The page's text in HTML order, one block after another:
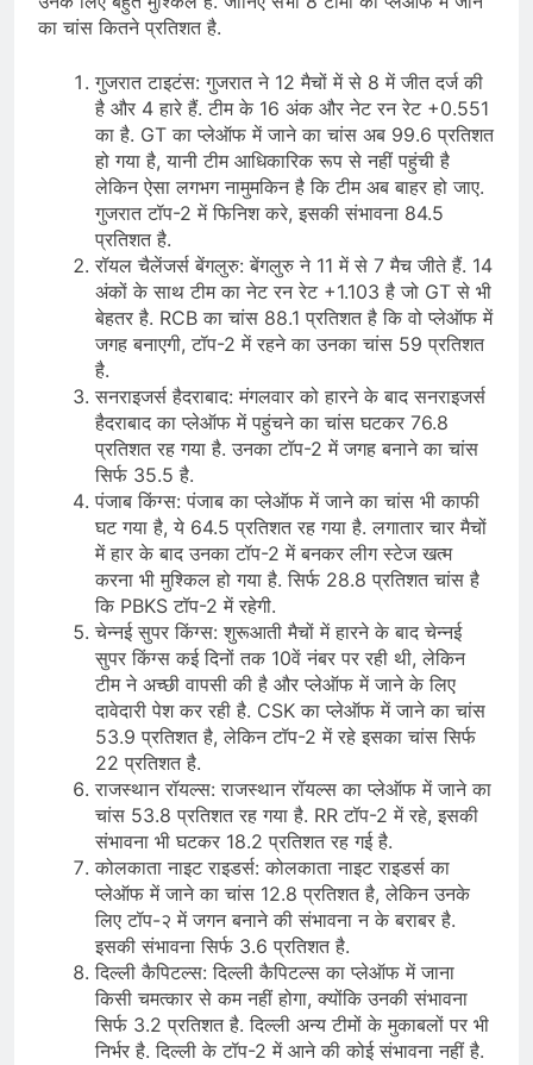
का चांस कितने प्रतिशत है.
गुजरात टाइटंस: गुजरात ने 12 मैचों में से 8 में जीत दर्ज की
है और 4 हारे हैं. टीम के 16 अंक और नेट रन रेट +0.551
का है. GT का प्लेऑफ में जाने का चांस अब 99.6 प्रतिशत
हो गया है, यानी टीम आधिकारिक रूप से नहीं पहुंची है
लेकिन ऐसा लगभग नामुमकिन है कि टीम अब बाहर हो जाए.
गुजरात टॉप-2 में फिनिश करे, इसकी संभावना 84.5
प्रतिशत है.
रॉयल चैलेंजर्स बेंगलुरु: बेंगलुरु ने 11 में से 7 मैच जीते हैं. 14
अंकों के साथ टीम का नेट रन रेट +1.103 है जो GT से भी
बेहतर है. RCB का चांस 88.1 प्रतिशत है कि वो प्लेऑफ में
जगह बनाएगी, टॉप-2 में रहने का उनका चांस 59 प्रतिशत
है.
सनराइजर्स हैदराबाद: मंगलवार को हारने के बाद सनराइजर्स
हैदराबाद का प्लेऑफ में पहुंचने का चांस घटकर 76.8
प्रतिशत रह गया है. उनका टॉप-2 में जगह बनाने का चांस
सिर्फ 35.5 है.
पंजाब किंग्स: पंजाब का प्लेऑफ में जाने का चांस भी काफी
घट गया है, ये 64.5 प्रतिशत रह गया है. लगातार चार मैचों
में हार के बाद उनका टॉप-2 में बनकर लीग स्टेज खत्म
करना भी मुश्किल हो गया है. सिर्फ 28.8 प्रतिशत चांस है
कि PBKS टॉप-2 में रहेगी.
चेन्नई सुपर किंग्स: शुरूआती मैचों में हारने के बाद चेन्नई
सुपर किंग्स कई दिनों तक 10वें नंबर पर रही थी, लेकिन
टीम ने अच्छी वापसी की है और प्लेऑफ में जाने के लिए
दावेदारी पेश कर रही है. CSK का प्लेऑफ में जाने का चांस
53.9 प्रतिशत है, लेकिन टॉप-2 में रहे इसका चांस सिर्फ
22 प्रतिशत है.
राजस्थान रॉयल्स: राजस्थान रॉयल्स का प्लेऑफ में जाने का
चांस 53.8 प्रतिशत रह गया है. RR टॉप-2 में रहे, इसकी
संभावना भी घटकर 18.2 प्रतिशत रह गई है.
कोलकाता नाइट राइडर्स: कोलकाता नाइट राइडर्स का
प्लेऑफ में जाने का चांस 12.8 प्रतिशत है, लेकिन उनके
लिए टॉप-२ में जगन बनाने की संभावना न के बराबर है.
इसकी संभावना सिर्फ 3.6 प्रतिशत है.
दिल्ली कैपिटल्स: दिल्ली कैपिटल्स का प्लेऑफ में जाना
किसी चमत्कार से कम नहीं होगा, क्योंकि उनकी संभावना
सिर्फ 3.2 प्रतिशत है. दिल्ली अन्य टीमों के मुकाबलों पर भी
निर्भर है. दिल्ली के टॉप-2 में आने की कोई संभावना नहीं है.